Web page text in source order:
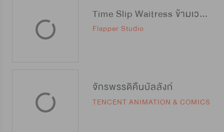
Time Slip Waitress ข้ามเวลามาเป็นสุดยอดสาวเสิร์ฟ
Flapper Studio
จักรพรรดิคืนบัลลังก์
TENCENT ANIMATION & COMICS